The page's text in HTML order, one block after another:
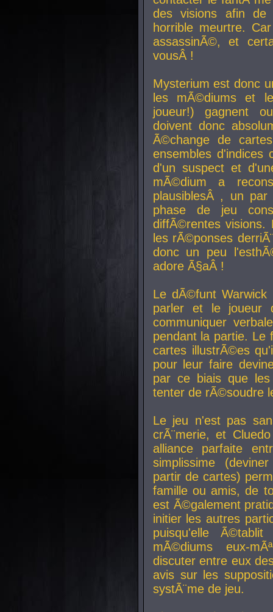
des visions afin
horrible meurtre.
assassinÃ©, et
vousÂ !
Mysterium est donc
les mÃ©diums et
joueur!) gagnent
doivent donc
Ã©change de
ensembles d'indices
d'un suspect et
mÃ©dium a
plausiblesÂ , un par
phase de jeu
diffÃ©rentes visions.
les rÃ©ponses
donc un peu
adore Ã§aÂ !
Le dÃ©funt Warwick
parler et le joueur
communiquer
pendant la partie. Le
cartes illustrÃ©es
pour leur faire
par ce biais que
tenter de rÃ©soudre
Le jeu n'est pas
crÃ¨merie, et
alliance parfaite
simplissime
partir de cartes)
famille ou amis, de
est Ã©galement
initier les autres
puisqu'elle
mÃ©diums eux-
discuter entre eux
avis sur les
systÃ¨me de jeu.